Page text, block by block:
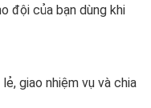
đội của bạn dùng khi
giao nhiệm vụ và chia